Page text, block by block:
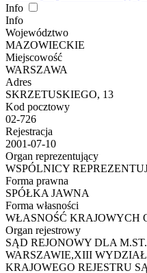
Info
Info
Województwo
MAZOWIECKIE
Miejscowość
WARSZAWA
Adres
SKRZETUSKIEGO, 13
Kod pocztowy
02-726
Rejestracja
2001-07-10
Organ reprezentujący
WSPÓLNICY
Forma prawna
SPÓŁKA JAWNA
Forma własności
WŁASNOŚĆ KRAJOWYCH
Organ rejestrowy
SĄD REJONOWY DLA
WARSZAWIE,XIII
KRAJOWEGO REJESTRU